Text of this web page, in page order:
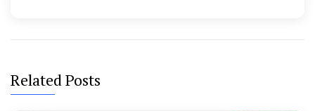
Related Posts